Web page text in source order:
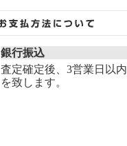
銀行振込
査定確定後、3営業日以
を致します。